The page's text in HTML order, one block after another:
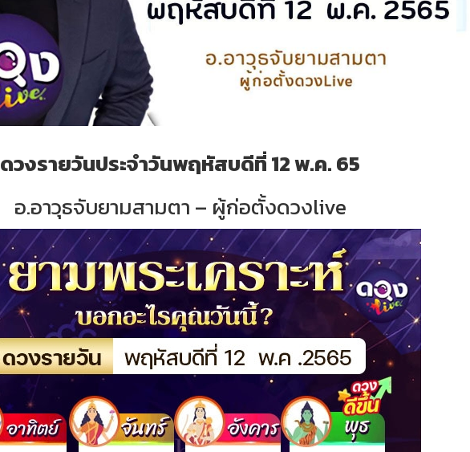
ดวงรายวันประจำวันพฤหัสบดีที่ 12 พ.ค. 65
อ.อาวุธจับยามสามตา – ผู้ก่อตั้งดวงlive